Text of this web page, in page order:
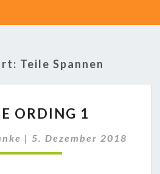
Teile Spannen
ORDING
ORDING 1
| 5. Dezember 2018